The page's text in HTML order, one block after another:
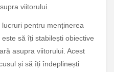
viitorului.
pentru menținerea
să îți stabilești obiective
asupra viitorului. Acest
și să îți îndeplinești